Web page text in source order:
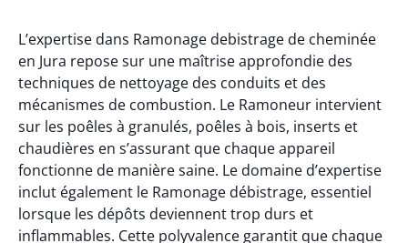
L’expertise dans Ramonage debistrage de cheminée
en Jura repose sur une maîtrise approfondie des
techniques de nettoyage des conduits et des
mécanismes de combustion. Le Ramoneur intervient
sur les poêles à granulés, poêles à bois, inserts et
chaudières en s’assurant que chaque appareil
fonctionne de manière saine. Le domaine d’expertise
inclut également le Ramonage débistrage, essentiel
lorsque les dépôts deviennent trop durs et
inflammables. Cette polyvalence garantit que chaque